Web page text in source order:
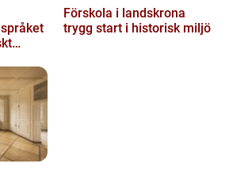
Förskola i landskrona
trygg start i historisk miljö